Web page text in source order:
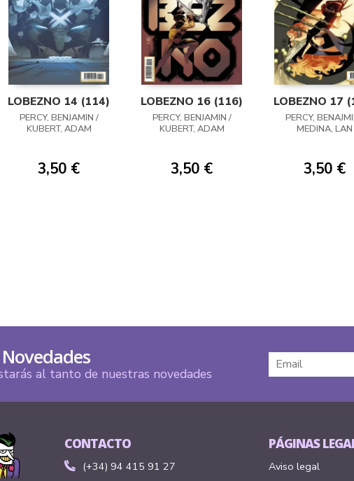
LOBEZNO 14 (114)
PERCY, BENJAMIN /
KUBERT, ADAM
3,50 €
LOBEZNO 16 (116)
PERCY, BENJAMIN /
KUBERT, ADAM
3,50 €
LOBEZNO 17
PERCY,
MEDINA, LAN
3,50 €
al tanto de nuestras novedades
CONTACTO
(+34) 94 415 91 27
PÁGINAS
Aviso legal